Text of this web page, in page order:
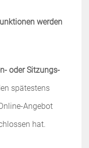
werden
oder Sitzungs-
spätestens
Angebot
hat.